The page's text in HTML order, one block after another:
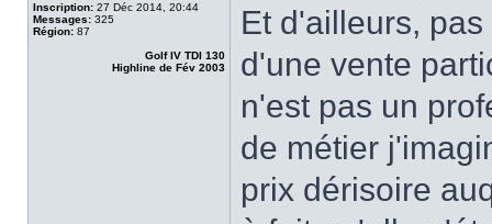
Inscription: 27 Déc 2014, 20:44
Messages: 325
Région: 87
Golf IV TDI 130
Highline de Fév 2003
Et d'ailleurs,
d'une vente
n'est pas un
de métier
prix dérisoire